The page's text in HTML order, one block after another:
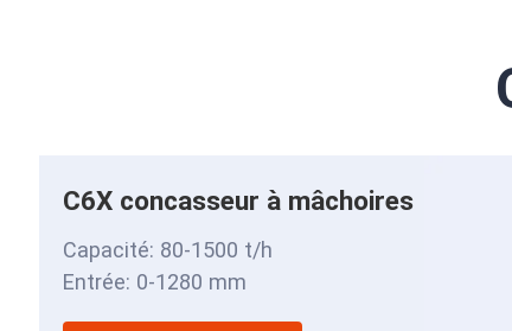
C6X concasseur à mâchoires
Capacité: 80-1500 t/h
Entrée: 0-1280 mm